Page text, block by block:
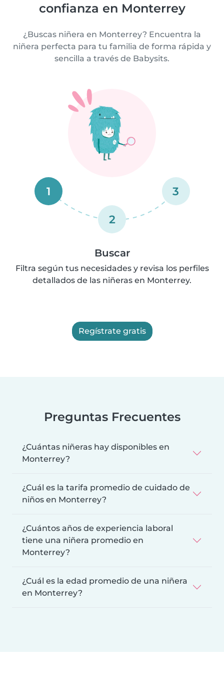
confianza en Monterrey
¿Buscas niñera en Monterrey? Encuentra la
niñera perfecta para tu familia de forma rápida y
sencilla a través de Babysits.
1
2
3
Buscar
Filtra según tus necesidades y revisa los perfiles
detallados de las niñeras en Monterrey.
Regístrate gratis
Preguntas Frecuentes
¿Cuántas niñeras hay disponibles en
Monterrey?
¿Cuál es la tarifa promedio de cuidado de
niños en Monterrey?
¿Cuántos años de experiencia laboral
tiene una niñera promedio en
Monterrey?
¿Cuál es la edad promedio de una niñera
en Monterrey?